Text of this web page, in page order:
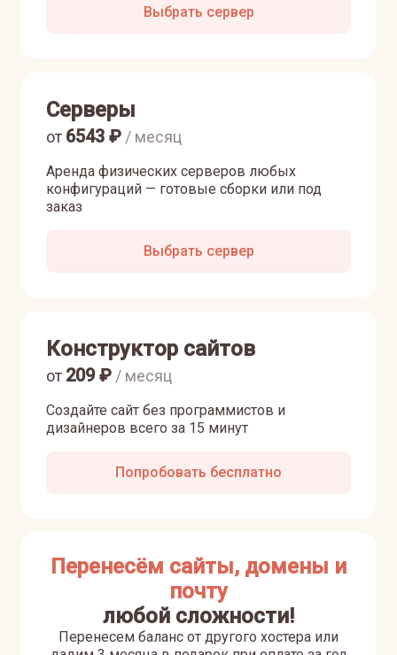
Выбрать сервер
Серверы
Аренда физических серверов любых
конфигураций — готовые сборки или под
заказ
от 6543 ₽ / месяц
Выбрать сервер
Конструктор сайтов
Создайте сайт без программистов и
дизайнеров всего за 15 минут
от 209₽ / месяц
Попробовать бесплатно
Перенесём сайты, домены и
почту
любой сложности!
Перенесем баланс от другого хостера или